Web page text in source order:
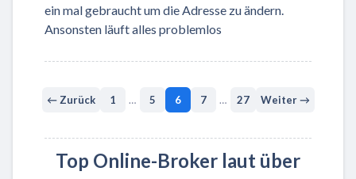
ein mal gebraucht um die Adresse zu ändern.
Ansonsten läuft alles problemlos
← Zurück 1 … 5 6 7 … 27 Weiter →
Top Online-Broker laut über